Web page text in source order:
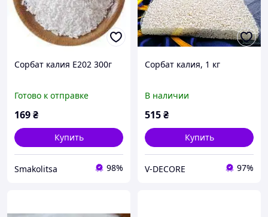
Сорбат калия Е202 300г
Готово к отправке
169₴
Купить
Smakolitsa 98%
Сорбат калия, 1 кг
В наличии
515₴
Купить
V-DECORE 97%